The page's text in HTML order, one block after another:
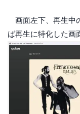
画面左下、再生中
ば再生に特化した画